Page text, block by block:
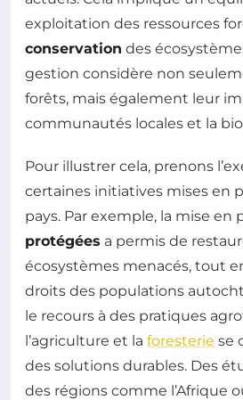
exploitation des ressources
conservation des
gestion considère non
forêts, mais également leur
communautés locales et la
Pour illustrer cela, prenons
certaines initiatives mises en
pays. Par exemple, la mise en
protégées a permis de
écosystèmes menacés, tout
droits des populations
le recours à des pratiques
l’agriculture et la foresterie se
des solutions durables. Des
des régions comme l’Afrique